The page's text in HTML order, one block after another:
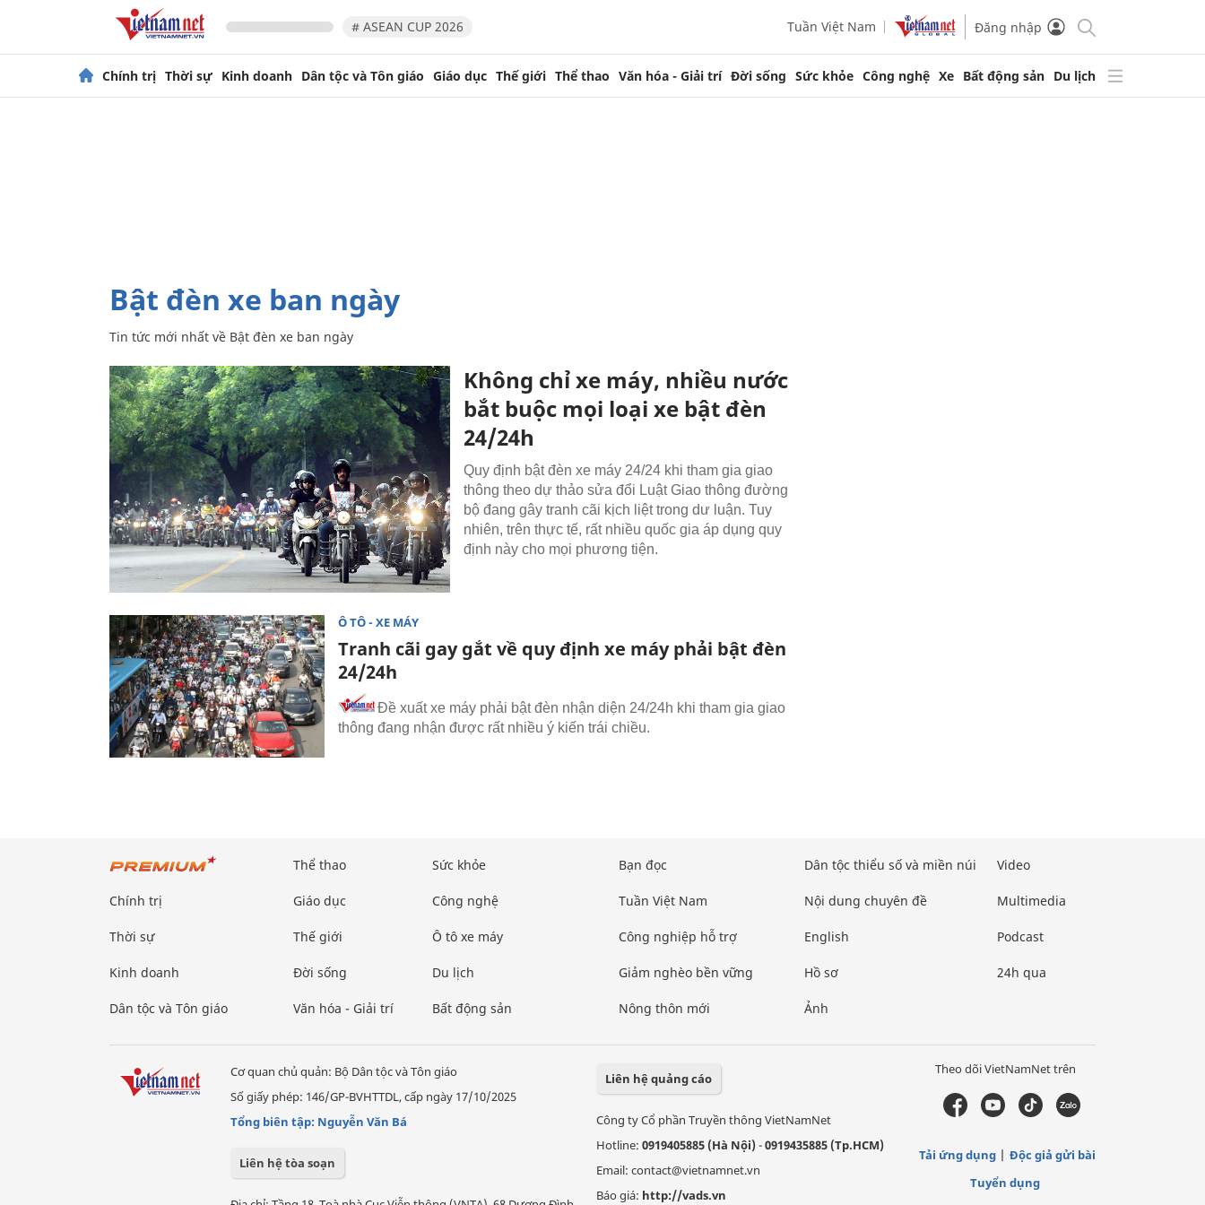
# ASEAN CUP 2026 Tuần Việt Nam Đăng nhập
Chính trị Thời sự Kinh doanh Dân tộc và Tôn giáo Giáo dục Thế giới Thể thao Văn hóa - Giải trí Đời sống Sức khỏe Công nghệ Xe Bất động sản Du lịch
Bật đèn xe ban ngày
Tin tức mới nhất về Bật đèn xe ban ngày
Không chỉ xe máy, nhiều nước
bắt buộc mọi loại xe bật đèn
24/24h
Quy định bật đèn xe máy 24/24 khi tham gia giao
thông theo dự thảo sửa đổi Luật Giao thông đường
bộ đang gây tranh cãi kịch liệt trong dư luận. Tuy
nhiên, trên thực tế, rất nhiều quốc gia áp dụng quy
định này cho mọi phương tiện.
Ô TÔ - XE MÁY
Tranh cãi gay gắt về quy định xe máy phải bật đèn
24/24h
Đề xuất xe máy phải bật đèn nhận diện 24/24h khi tham gia giao
thông đang nhận được rất nhiều ý kiến trái chiều.
Chính trị
Thời sự
Kinh doanh
Dân tộc và Tôn giáo
Thể thao
Giáo dục
Thế giới
Đời sống
Văn hóa - Giải trí
Sức khỏe
Công nghệ
Ô tô xe máy
Du lịch
Bất động sản
Bạn đọc
Tuần Việt Nam
Công nghiệp hỗ trợ
Giảm nghèo bền vững
Nông thôn mới
Dân tộc thiểu số và miền núi
Nội dung chuyên đề
English
Hồ sơ
Ảnh
Video
Multimedia
Podcast
24h qua
Cơ quan chủ quản: Bộ Dân tộc và Tôn giáo
Số giấy phép: 146/GP-BVHTTDL, cấp ngày 17/10/2025
Tổng biên tập: Nguyễn Văn Bá
Liên hệ tòa soạn
Liên hệ quảng cáo
Công ty Cổ phần Truyền thông VietNamNet
Hotline: 0919405885 (Hà Nội)-0919435885 (Tp.HCM)
Email: contact@vietnamnet.vn
Báo giá: http://vads.vn
Theo dõi VietNamNet trên
Tải ứng dụng
Độc giả gửi bài
Tuyển dụng